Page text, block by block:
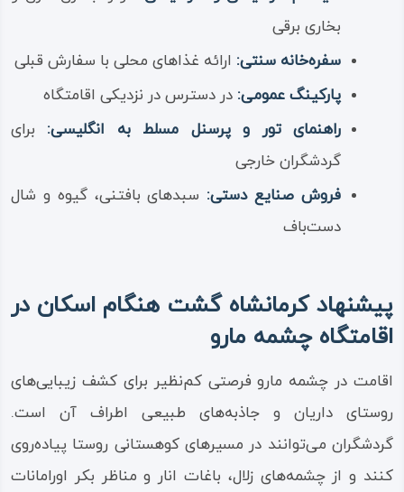
بخاری برقی
سفره‌خانه سنتی: ارائه غذاهای محلی با سفارش قبلی
پارکینگ عمومی: در دسترس در نزدیکی اقامتگاه
راهنمای تور و پرسنل مسلط به انگلیسی: برای
گردشگران خارجی
فروش صنایع دستی: سبدهای بافتنی، گیوه و شال
دست‌باف
پیشنهاد کرمانشاه گشت هنگام اسکان در
اقامتگاه چشمه مارو
اقامت در چشمه مارو فرصتی کم‌نظیر برای کشف زیبایی‌های
روستای داریان و جاذبه‌های طبیعی اطراف آن است.
گردشگران می‌توانند در مسیرهای کوهستانی روستا پیاده‌روی
کنند و از چشمه‌های زلال، باغات انار و مناظر بکر اورامانات